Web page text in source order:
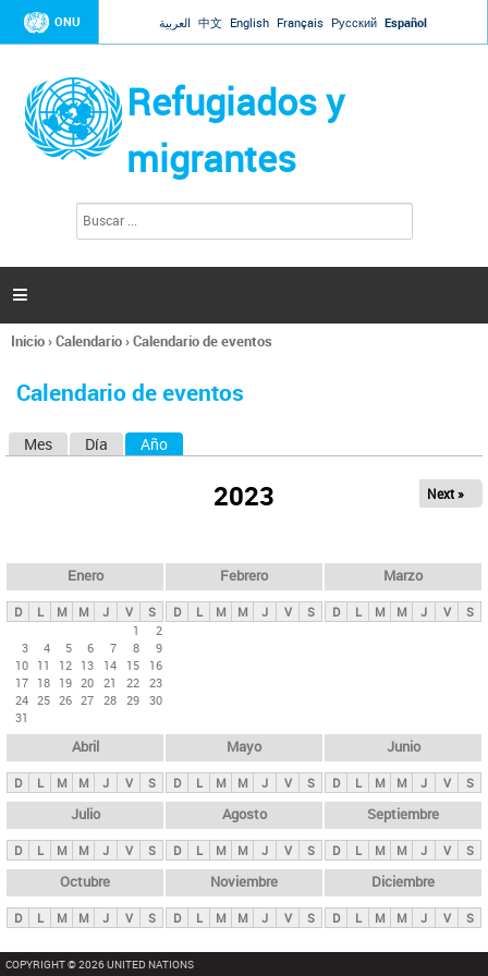
Jump to navigation
ONU العربية 中文 English Français Русский Español
Refugiados y
migrantes
l
d
s

Se
usted
Inicio›Calendario›Calendario de eventos
Calendario de eventos
s
p
n
c
i
p
l
e
s
Mes Día Año
2023 Next »
Enero
D L M M J V
S
1
2
3
4 5 6 7 8
9
10 11 12 13 14 15
16
17 18 19 20 21 22 23
24 25 26 27 28 29 30
31
Febrero
D L M M J V S
Marzo
D L M M J V S
Abril
D L M M J V S
Mayo
D L M M J V S
Junio
D L M M J V S
Julio
D L M M J V S
Agosto
D L M M J V S
Septiembre
D L M M J V S
Octubre
D L M M J V S
Noviembre
D L M M J V S
Diciembre
D L M M J V S
COPYRIGHT © 2026 UNITED NATIONS